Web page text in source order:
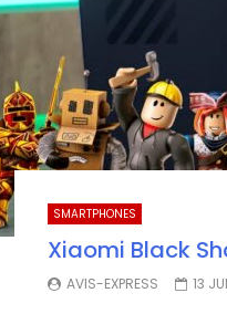
SMARTPHONES
Xiaomi Black
AVIS-EXPRESS 13